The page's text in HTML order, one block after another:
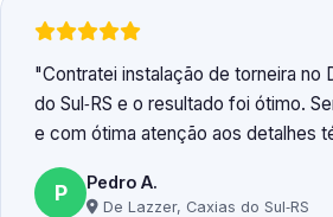
Contratei instalação de torneira no
do Sul‑RS e o resultado foi ótimo.
e com ótima atenção aos detalhes
P Pedro A.
De Lazzer, Caxias do Sul‑RS